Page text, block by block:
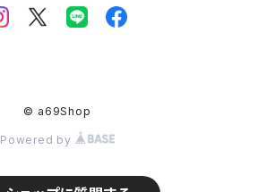
© a69Shop
Powered by